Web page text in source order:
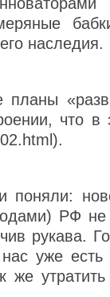
наследия.
что в
РФ не
рукава.
уже
же